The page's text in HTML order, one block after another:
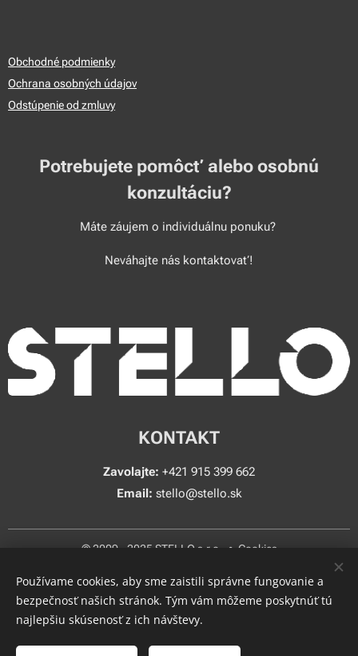
Obchodné podmienky
Ochrana osobných údajov
Odstúpenie od zmluvy
Potrebujete pomôcť alebo osobnú
konzultáciu?
Máte záujem o individuálnu ponuku?
Neváhajte nás kontaktovať!
KONTAKT
Zavolajte: +421 915 399 662
Email: stello@stello.sk
© 2009 - 2025 STELLO s.r.o. Cookies
Jazyky
Slovenčina
Čeština English Deutsch Magyar
Používame cookies, aby sme zaistili správne fungovanie a
bezpečnosť našich stránok. Tým vám môžeme poskytnúť tú
najlepšiu skúsenosť z ich návštevy.